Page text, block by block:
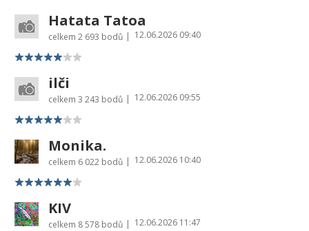
Hatata Tatoa
celkem 2 693 bodů | 12.06.2026 09:40
ilči
celkem 3 243 bodů | 12.06.2026 09:55
Monika.
celkem 6 022 bodů | 12.06.2026 10:40
KIV
celkem 8 578 bodů | 12.06.2026 11:47